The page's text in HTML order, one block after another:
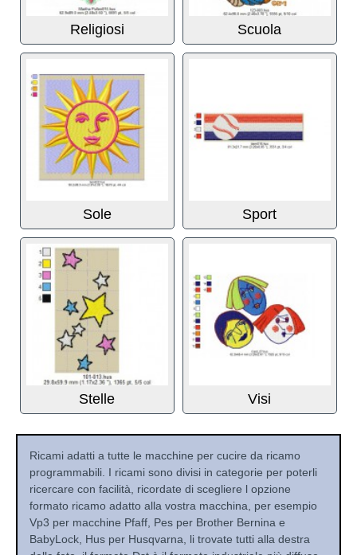
Ricami adatti a tutte le macchine per cucire da ricamo
programmabili. I ricami sono divisi in categorie per poterli
ricercare con facilità, ricordate di scegliere l opzione
formato ricamo adatto alla vostra macchina, per esempio
Vp3 per macchine Pfaff, Pes per Brother Bernina e
BabyLock, Hus per Husqvarna, li trovate tutti alla destra
Religiosi Scuola
Sole Sport
Stelle Visi